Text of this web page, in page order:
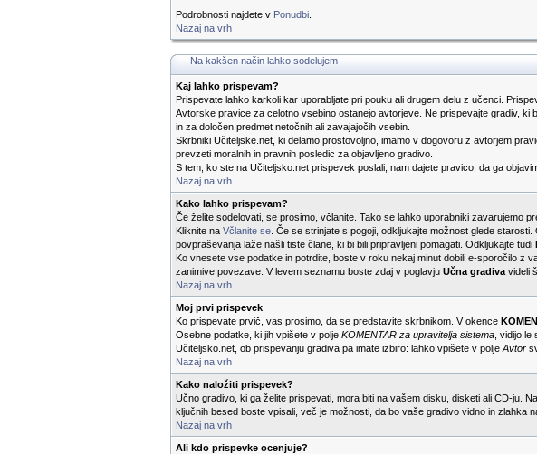
Podrobnosti najdete v Ponudbi
Nazaj na vrh
Na kakšen način lahko sodelujem
Kaj lahko prispevam?
Prispevate lahko karkoli kar uporabljate pri pouku ali drugem delu z učenci.
Avtorske pravice za celotno vsebino ostanejo avtorjeve. Ne prispevajte gradiv,
in za določen predmet netočnih ali zavajajočih vsebin.
Skrbniki Učiteljske.net, ki delamo prostovoljno, imamo v dogovoru z avtorjem
prevzeti moralnih in pravnih posledic za objavljeno gradivo.
S tem, ko ste na Učiteljsko.net prispevek poslali, nam dajete pravico, da ga
Nazaj na vrh
Kako lahko prispevam?
Če želite sodelovati, se prosimo, včlanite. Tako se lahko uporabniki zavarujemo
Kliknite na Včlanite se . Če se strinjate s pogoji, odkljukajte možnost glede
povpraševanja laže našli tiste člane, ki bi bili pripravljeni pomagati. Odkljukajte tudi
Ko vnesete vse podatke in potrdite, boste v roku nekaj minut dobili e-sporočilo z
zanimive povezave. V levem seznamu boste zdaj v poglavju Učna gradiva videli
Nazaj na vrh
Moj prvi prispevek
Ko prispevate prvič, vas prosimo, da se predstavite skrbnikom. V okence
Osebne podatke, ki jih vpišete v polje KOMENTAR za upravitelja sistema , vidijo
Učiteljsko.net, ob prispevanju gradiva pa imate izbiro: lahko vpišete v polje Avtor
Nazaj na vrh
Kako naložiti prispevek?
Učno gradivo, ki ga želite prispevati, mora biti na vašem disku, disketi ali CD-ju.
ključnih besed boste vpisali, več je možnosti, da bo vaše gradivo vidno in zlahka
Nazaj na vrh
Ali kdo prispevke ocenjuje?